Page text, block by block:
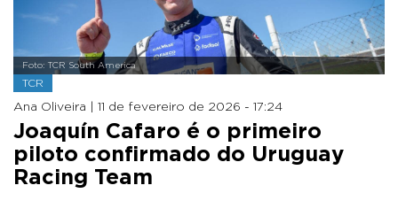
Foto: TCR South America
TCR
Ana Oliveira | 11 de fevereiro de 2026 - 17:24
Joaquín Cafaro é o primeiro
piloto confirmado do Uruguay
Racing Team